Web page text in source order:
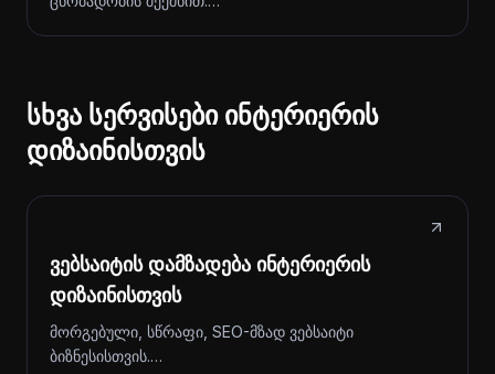
სხვა სერვისები ინტერიერის
დიზაინისთვის
ვებსაიტის დამზადება ინტერიერის
დიზაინისთვის
მორგებული, სწრაფი, SEO-მზად ვებსაიტი
ბიზნესისთვის.…